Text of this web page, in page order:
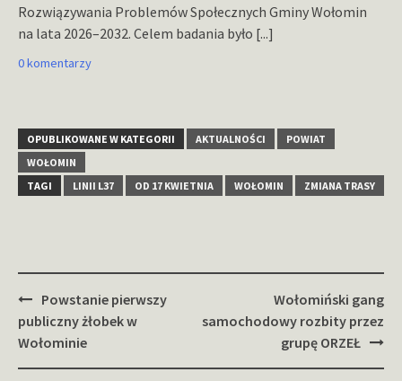
Rozwiązywania Problemów Społecznych Gminy Wołomin
na lata 2026–2032. Celem badania było [...]
0 komentarzy
OPUBLIKOWANE W KATEGORII AKTUALNOŚCI
POWIAT
WOŁOMIN
TAGI
LINII L37 OD 17 KWIETNIA WOŁOMIN ZMIANA TRASY
Zobacz
wpisy
Powstanie pierwszy
publiczny żłobek w
Wołominie
Wołomiński gang
samochodowy rozbity przez
grupę ORZEŁ